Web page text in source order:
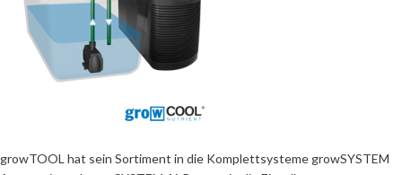
growTOOL hat sein Sortiment in die Komplettsysteme growSYSTEM